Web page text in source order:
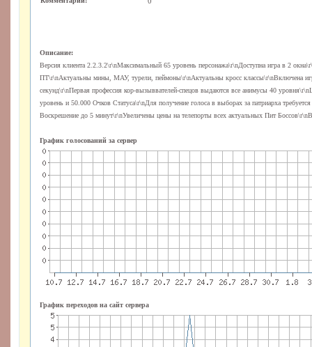
Описание:
Версия клиента 2.2.3.2\r\nМаксимальный 65 уровень персонажа\r\nДоступна игра в 2
ПТ\r\nАктуальны мины, МАУ, турели, пеймоны\r\nАктуальны кросс классы\r\nВключена
секунд\r\nПервая профессия кор-вызыввателей-спецов выдаются все анимусы 40
уровень и 50.000 Очков Статуса\r\nДля получение голоса в выборах за патриарха
Воскрешение до 5 минут\r\nУвеличены цены на телепорты всех актуальных Пит
График голосований за сервер
График переходов на сайт сервера